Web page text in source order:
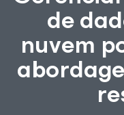
de
nuvem